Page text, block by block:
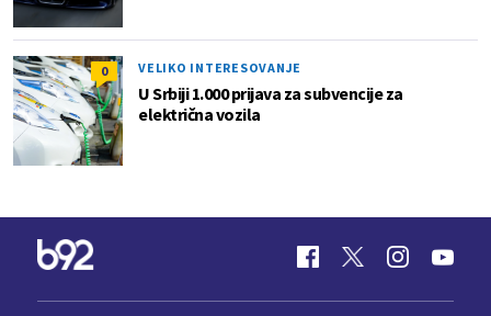
0 VELIKO INTERESOVANJE
U Srbiji 1.000 prijava za subvencije za
električna vozila